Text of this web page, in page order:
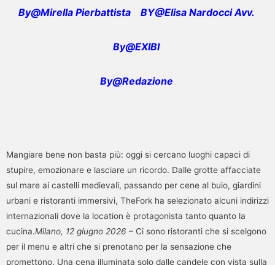
By@Mirella Pierbattista BY@Elisa Nardocci Avv.
By@EXIBI
By@Redazione
Mangiare bene non basta più: oggi si cercano luoghi capaci di
stupire, emozionare e lasciare un ricordo. Dalle grotte affacciate
sul mare ai castelli medievali, passando per cene al buio, giardini
urbani e ristoranti immersivi, TheFork ha selezionato alcuni indirizzi
internazionali dove la location è protagonista tanto quanto la
cucina.Milano, 12 giugno 2026 – Ci sono ristoranti che si scelgono
per il menu e altri che si prenotano per la sensazione che
promettono. Una cena illuminata solo dalle candele con vista sulla